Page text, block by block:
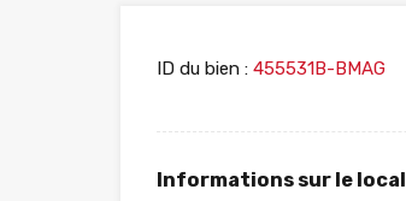
ID du bien : 455531B-BMAG
Informations sur le local